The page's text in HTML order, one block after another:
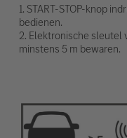
1. START-STOP-knop
bedienen.
2. Elektronische sleutel
minstens 5 m bewaren.